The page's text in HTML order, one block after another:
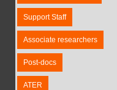
Support Staff
Associate researchers
Post-docs
ATER